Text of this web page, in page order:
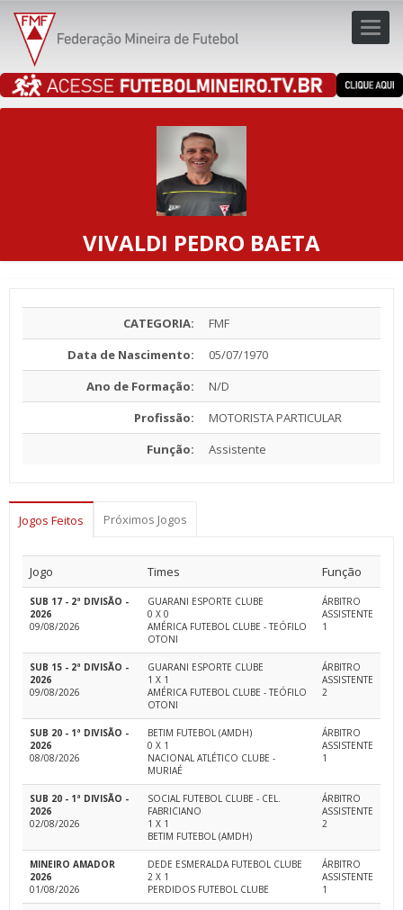
VIVALDI PEDRO BAETA
CATEGORIA:
FMF
Data de Nascimento:
05/07/1970
Ano de Formação:
N/D
Profissão:
MOTORISTA PARTICULAR
Função:
Assistente
Jogos Feitos Próximos Jogos
Jogo Times Função
SUB 17 - 2ª DIVISÃO -
2026
09/08/2026
GUARANI ESPORTE CLUBE
0 X 0
AMÉRICA FUTEBOL CLUBE - TEÓFILO
OTONI
ÁRBITRO
ASSISTENTE
1
SUB 15 - 2ª DIVISÃO -
2026
09/08/2026
GUARANI ESPORTE CLUBE
1 X 1
AMÉRICA FUTEBOL CLUBE - TEÓFILO
OTONI
ÁRBITRO
ASSISTENTE
2
SUB 20 - 1ª DIVISÃO -
2026
08/08/2026
BETIM FUTEBOL (AMDH)
0 X 1
NACIONAL ATLÉTICO CLUBE -
MURIAÉ
ÁRBITRO
ASSISTENTE
1
SUB 20 - 1ª DIVISÃO -
2026
02/08/2026
SOCIAL FUTEBOL CLUBE - CEL.
FABRICIANO
1 X 1
BETIM FUTEBOL (AMDH)
ÁRBITRO
ASSISTENTE
2
MINEIRO AMADOR
2026
01/08/2026
DEDE ESMERALDA FUTEBOL CLUBE
2 X 1
PERDIDOS FUTEBOL CLUBE
ÁRBITRO
ASSISTENTE
1